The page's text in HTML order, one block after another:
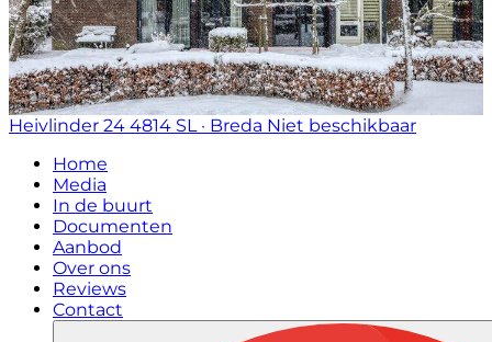
Heivlinder 24 4814 SL · Breda Niet beschikbaar
Home
Media
In de buurt
Documenten
Aanbod
Over ons
Reviews
Contact